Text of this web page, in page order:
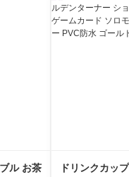
ル お茶
ドリンクカッ